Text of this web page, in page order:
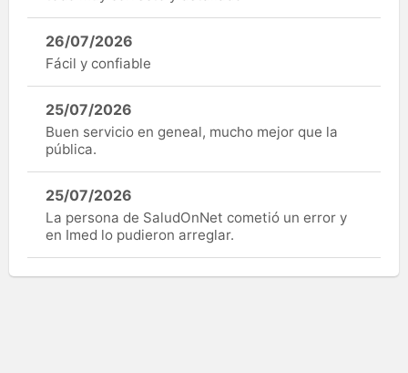
26/07/2026
Fácil y confiable
25/07/2026
Buen servicio en geneal, mucho mejor que la
pública.
25/07/2026
La persona de SaludOnNet cometió un error y
en Imed lo pudieron arreglar.